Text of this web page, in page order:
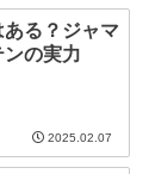
る？ジャマ
の実力
2025.02.07